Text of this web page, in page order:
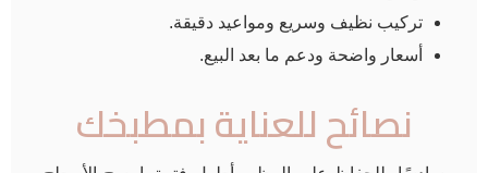
تركيب نظيف وسريع ومواعيد دقيقة.
أسعار واضحة ودعم ما بعد البيع.
نصائح للعناية بمطبخك